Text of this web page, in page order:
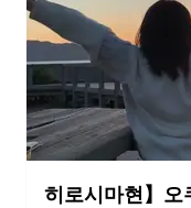
히로시마현】오